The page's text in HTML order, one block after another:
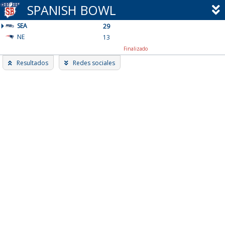
Skip
to
content
SPANISH BOWL
SEA
29
NE
13
Finalizado
Resultados Redes sociales